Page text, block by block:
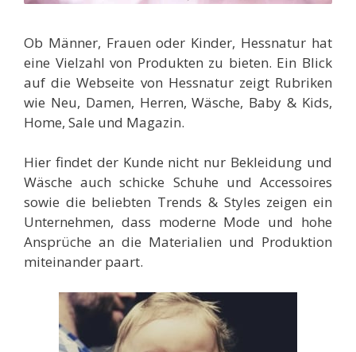
Ob Männer, Frauen oder Kinder, Hessnatur hat
eine Vielzahl von Produkten zu bieten. Ein Blick
auf die Webseite von Hessnatur zeigt Rubriken
wie Neu, Damen, Herren, Wäsche, Baby & Kids,
Home, Sale und Magazin.
Hier findet der Kunde nicht nur Bekleidung und
Wäsche auch schicke Schuhe und Accessoires
sowie die beliebten Trends & Styles zeigen ein
Unternehmen, dass moderne Mode und hohe
Ansprüche an die Materialien und Produktion
miteinander paart.